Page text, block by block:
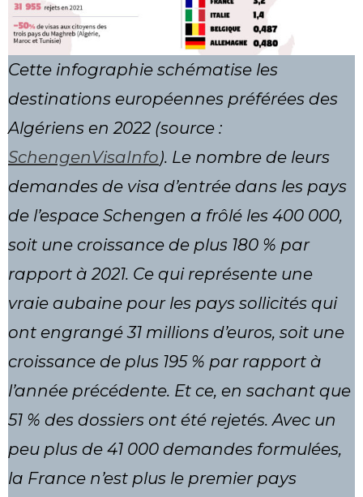
Cette infographie schématise les
destinations européennes préférées des
Algériens en 2022 (source :
SchengenVisaInfo). Le nombre de leurs
demandes de visa d’entrée dans les pays
de l’espace Schengen a frôlé les 400 000,
soit une croissance de plus 180 % par
rapport à 2021. Ce qui représente une
vraie aubaine pour les pays sollicités qui
ont engrangé 31 millions d’euros, soit une
croissance de plus 195 % par rapport à
l’année précédente. Et ce, en sachant que
51 % des dossiers ont été rejetés. Avec un
peu plus de 41 000 demandes formulées,
la France n’est plus le premier pays